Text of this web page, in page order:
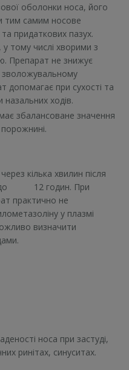
оболонки носа, його
тим самим носове
придаткових пазух.
тому числі хворими з
Препарат не знижує
зволожувальному
допомагає при сухості та
ходів.
збалансоване значення
кілька хвилин після
до 12 годин. При
практично не
у плазмі
визначити
носа при застуді,
ринітах, синуситах.